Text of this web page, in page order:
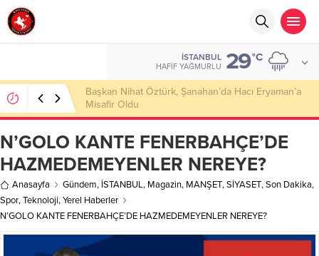
İSTANBUL
HAFIF YAĞMURLU 29°C
Başkan Nihat Öztürk, Şanahan’da Hacı Eryaman’a
Misafir Oldu
N’GOLO KANTE FENERBAHÇE’DE
HAZMEDEMEYENLER NEREYE?
Anasayfa Gündem, İSTANBUL, Magazin, MANŞET,SİYASET,Son Dakika,
Spor,Teknoloji,Yerel Haberler
N’GOLO KANTE FENERBAHÇE’DE HAZMEDEMEYENLER NEREYE?